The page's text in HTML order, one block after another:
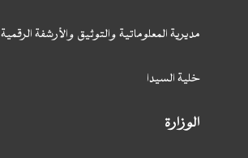
مديرية المعلوماتية والتوثيق والأرشفة الرقمية
خلية السيدا
الوزارة